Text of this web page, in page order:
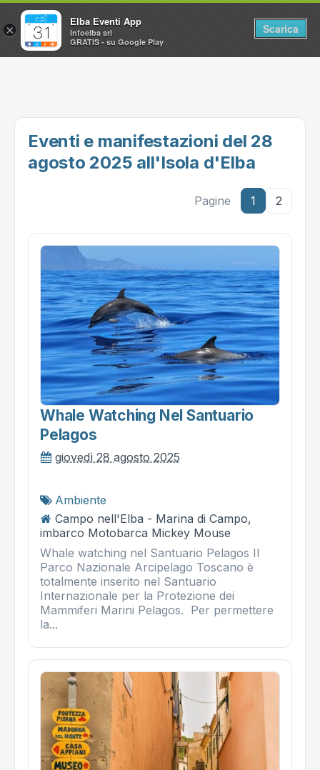
Home
Utilità
Eventi e manifestazioni del 28
agosto 2025 all'Isola d'Elba
Pagine 1 2
Whale Watching Nel Santuario
Pelagos
giovedì 28 agosto 2025
Ambiente
Campo nell'Elba - Marina di Campo,
imbarco Motobarca Mickey Mouse
Whale watching nel Santuario Pelagos Il
Parco Nazionale Arcipelago Toscano è
totalmente inserito nel Santuario
Internazionale per la Protezione dei
Mammiferi Marini Pelagos. Per permettere
la...
×
Elba Eventi App
Infoelba srl
GRATIS - su Google Play
Scarica